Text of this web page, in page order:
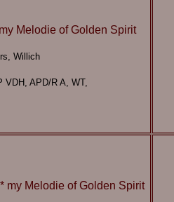
Melodie of Golden Spirit
Willich
VDH, APD/R A, WT,
my Melodie of Golden Spirit